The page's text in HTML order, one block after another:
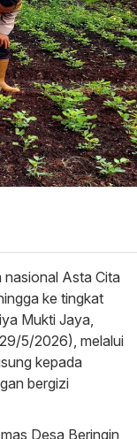
nasional Asta Cita
ke tingkat
Mukti Jaya,
5/2026), melalui
kepada
bergizi
Desa Beringin